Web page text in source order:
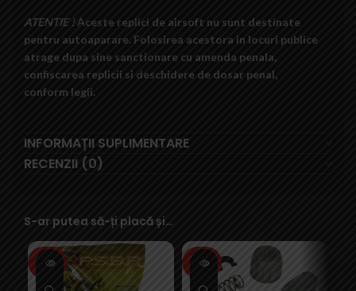
ATENTIE !Aceste replici de airsoft nu sunt destinate
pentru autoaparare. Folosirea acestora in locuri publice
atrage dupa sine sanctionare cu amenda penala,
confiscarea replicii si deschidere de dosar penal,
conform legii.
INFORMAȚII SUPLIMENTARE
RECENZII (0)
S-ar putea să-ți placă și…
SOLD
OUT
SOLD
OUT